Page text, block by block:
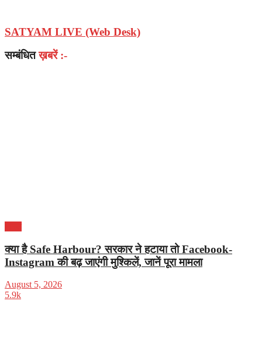
SATYAM LIVE (Web Desk)
सम्बंधितख़बरें :-
क्या है Safe Harbour? सरकार ने हटाया तो Facebook-
Instagram की बढ़ जाएंगी मुश्किलें, जानें पूरा मामला
August 5, 2026
5.9k